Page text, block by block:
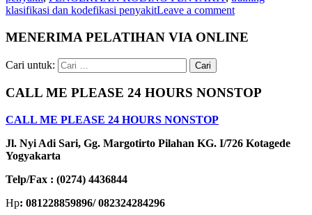
klasifikasi dan kodefikasi penyakitLeave a comment
MENERIMA PELATIHAN VIA ONLINE
Cari untuk:
CALL ME PLEASE 24 HOURS NONSTOP
CALL ME PLEASE 24 HOURS NONSTOP
Jl. Nyi Adi Sari, Gg. Margotirto Pilahan KG. I/726 Kotagede
Yogyakarta
Telp/Fax : (0274) 4436844
Hp: 081228859896/ 082324284296